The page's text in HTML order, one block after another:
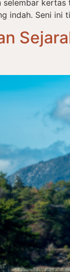
selembar
indah. Seni ini